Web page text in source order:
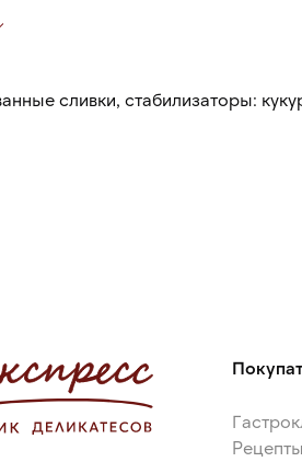
для приготовления соусов и
при нагревании.
сливки, стабилизаторы: